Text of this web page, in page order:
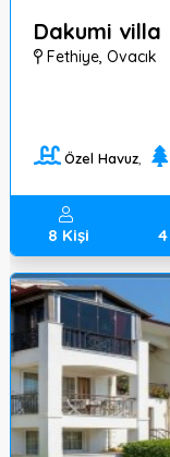
Dakumi villa
Fethiye,Ovacık
Özel Havuz
8 Kişi 4